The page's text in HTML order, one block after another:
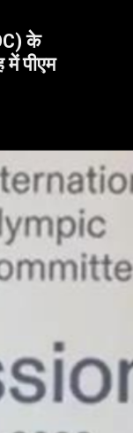
के
पीएम